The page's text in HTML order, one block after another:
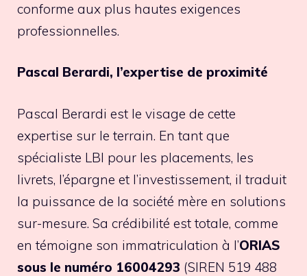
conforme aux plus hautes exigences
professionnelles.
Pascal Berardi, l’expertise de proximité
Pascal Berardi est le visage de cette
expertise sur le terrain. En tant que
spécialiste LBI pour les placements, les
livrets, l’épargne et l’investissement, il traduit
la puissance de la société mère en solutions
sur-mesure. Sa crédibilité est totale, comme
en témoigne son immatriculation à l’ORIAS
sous le numéro 16004293 (SIREN 519 488